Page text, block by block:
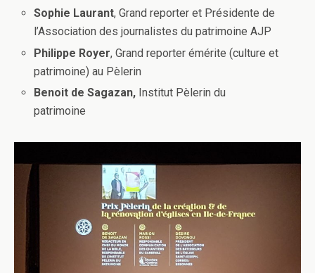
Sophie Laurant, Grand reporter et Présidente de
l’Association des journalistes du patrimoine AJP
Philippe Royer, Grand reporter émérite (culture et
patrimoine) au Pèlerin
Benoit de Sagazan, Institut Pèlerin du
patrimoine